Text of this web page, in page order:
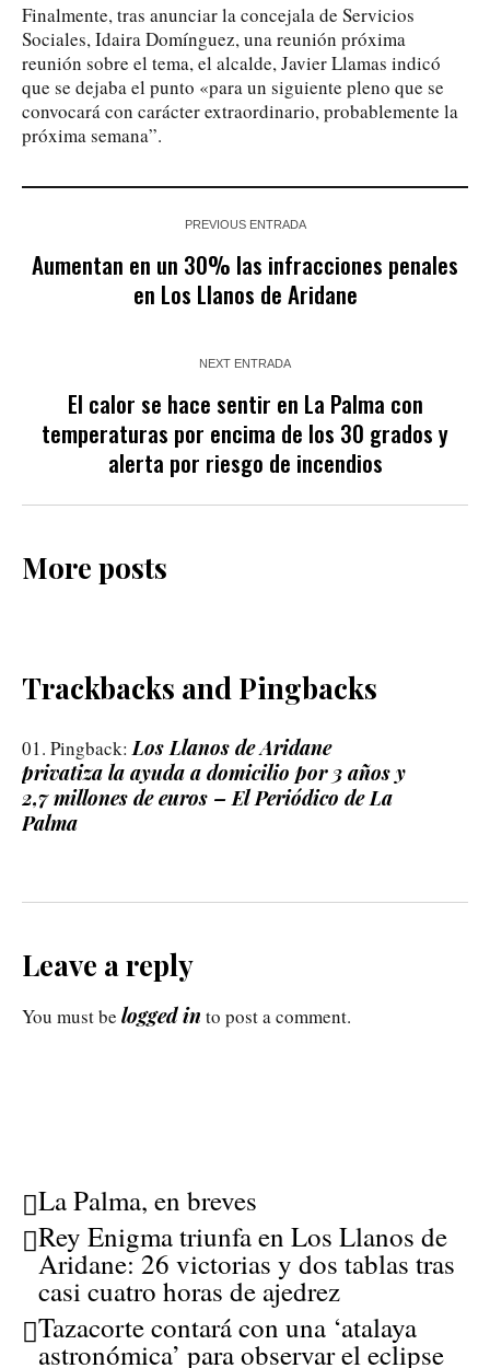
Finalmente, tras anunciar la concejala de Servicios
Sociales, Idaira Domínguez, una reunión próxima
reunión sobre el tema, el alcalde, Javier Llamas indicó
que se dejaba el punto «para un siguiente pleno que se
convocará con carácter extraordinario, probablemente la
próxima semana”.
PREVIOUS ENTRADA
Aumentan en un 30% las infracciones penales
en Los Llanos de Aridane
NEXT ENTRADA
El calor se hace sentir en La Palma con
temperaturas por encima de los 30 grados y
alerta por riesgo de incendios
More posts
Trackbacks and Pingbacks
Pingback: Los Llanos de Aridane
privatiza la ayuda a domicilio por 3 años y
2,7 millones de euros – El Periódico de La
Palma
Leave a reply
You must be logged in to post a comment.
La Palma, en breves
Rey Enigma triunfa en Los Llanos de
Aridane: 26 victorias y dos tablas tras
casi cuatro horas de ajedrez
Tazacorte contará con una ‘atalaya
astronómica’ para observar el eclipse